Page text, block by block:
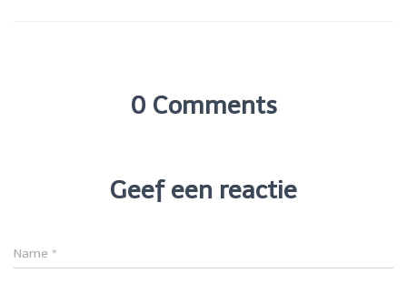
0 Comments
Geef een reactie
Name *